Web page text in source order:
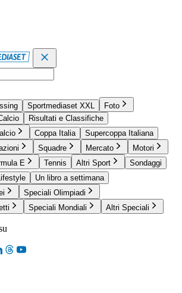
Sportmediaset XXL
Foto
Risultati e Classifiche
Coppa Italia
Supercoppa Italiana
Squadre Mercato
Motori
E Tennis Altri Sport
Sondaggi
Un libro a settimana
Speciali Olimpiadi
Speciali Mondiali Altri Speciali